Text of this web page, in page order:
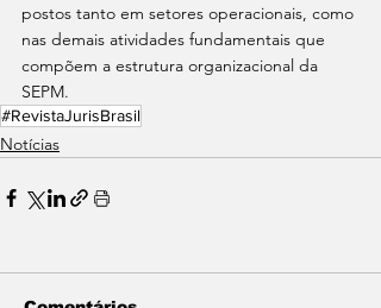
postos tanto em setores operacionais, como
nas demais atividades fundamentais que
compõem a estrutura organizacional da
SEPM.
#RevistaJurisBrasil
Notícias